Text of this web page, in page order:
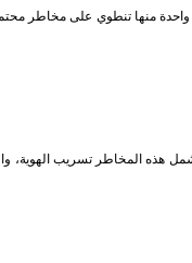
منها تنطوي على مخاطر
هذه المخاطر تسريب